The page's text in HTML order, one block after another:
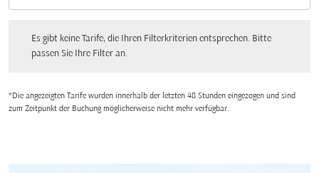
Es gibt keine Tarife, die Ihren Filterkriterien entsprechen. Bitte
passen Sie Ihre Filter an.
*Die angezeigten Tarife wurden innerhalb der letzten 48 Stunden eingezogen und sind
zum Zeitpunkt der Buchung möglicherweise nicht mehr verfügbar.